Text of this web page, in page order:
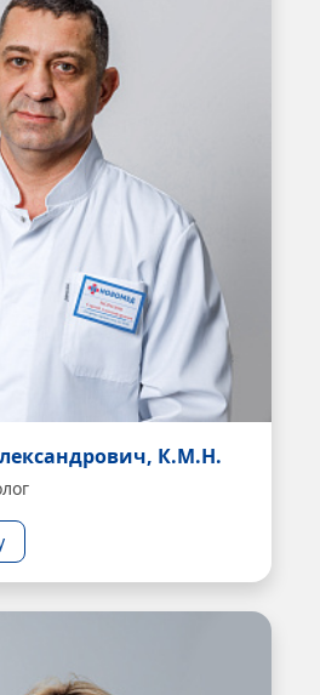
К.М.Н.